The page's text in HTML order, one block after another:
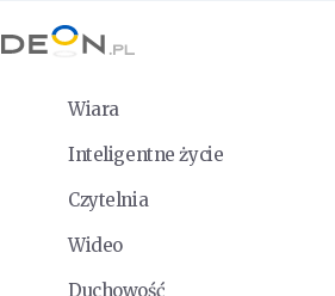
Wiara
Inteligentne życie
Czytelnia
Wideo
Duchowość